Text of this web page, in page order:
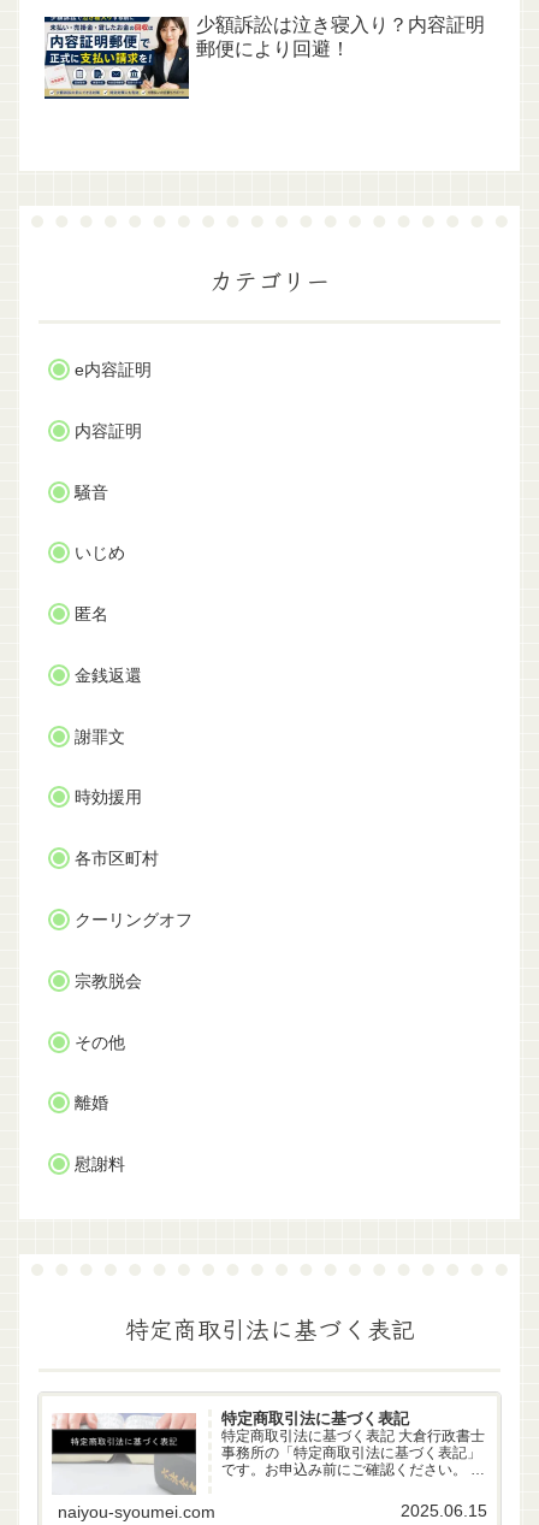
少額訴訟は泣き寝入り？内容証明
郵便により回避！
カテゴリー
e内容証明
内容証明
騒音
いじめ
匿名
金銭返還
謝罪文
時効援用
各市区町村
クーリングオフ
宗教脱会
その他
離婚
慰謝料
特定商取引法に基づく表記
特定商取引法に基づく表記
特定商取引法に基づく表記 大倉行政書士
事務所の「特定商取引法に基づく表記」
です。お申込み前にご確認ください。 事
書士 大倉雄偉（第22261170号） 所在地
〒630-83-0252 奈良県生駒市山...
naiyou-syoumei.com 2025.06.15